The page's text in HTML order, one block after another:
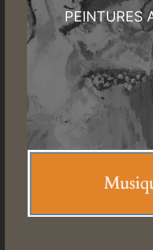
PEINTURES